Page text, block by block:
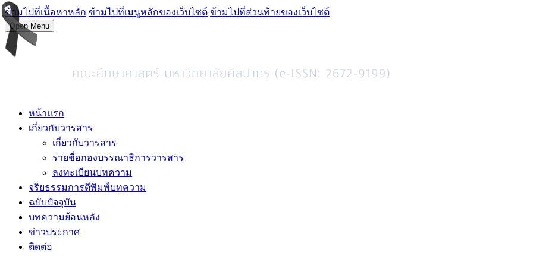
ข้ามไปที่เนื้อหาหลัก ข้ามไปที่เมนูหลักของเว็บไซต์ ข้ามไปที่ส่วนท้ายของเว็บไซต์
Open Menu
หน้าแรก
เกี่ยวกับวารสาร
เกี่ยวกับวารสาร
รายชื่อกองบรรณาธิการวารสาร
ลงทะเบียนบทความ
จริยธรรมการตีพิมพ์บทความ
ฉบับปัจจุบัน
บทความย้อนหลัง
ข่าวประกาศ
ติดต่อ